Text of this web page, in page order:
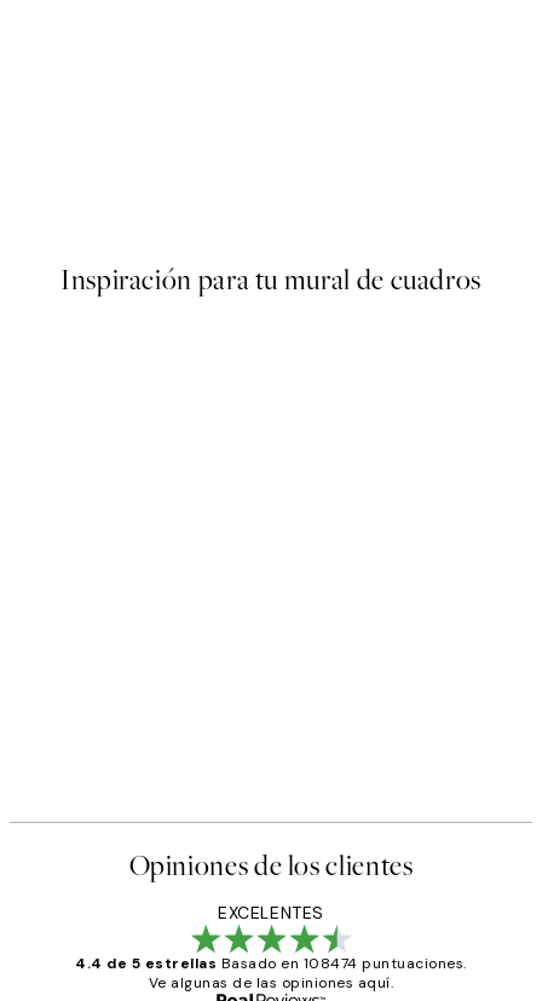
Inspiración para tu mural de cuadros
Opiniones de los clientes
EXCELENTES
4.4 de 5 estrellas Basado en 108474 puntuaciones.
Ve algunas de las opiniones aquí.